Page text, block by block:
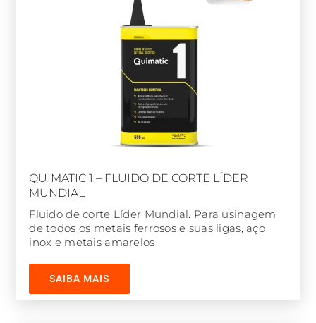
QUIMATIC 1 – FLUIDO DE CORTE LÍDER
MUNDIAL
Fluido de corte Líder Mundial. Para usinagem
de todos os metais ferrosos e suas ligas, aço
inox e metais amarelos
SAIBA MAIS